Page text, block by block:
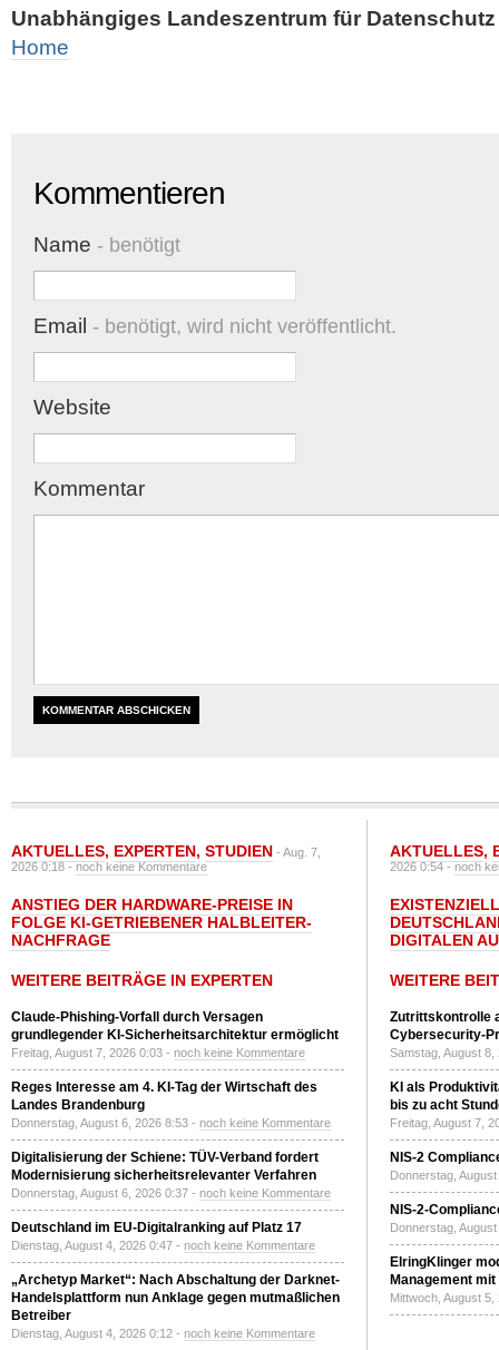
Unabhängiges Landeszentrum für
Home
Kommentieren
Name - benötigt
Email - benötigt, wird nicht veröffentlicht.
Website
Kommentar
AKTUELLES, EXPERTEN, STUDIEN - Aug. 7,
2026 0:18 -noch keine Kommentare
ANSTIEG DER HARDWARE-PREISE IN
FOLGE KI-GETRIEBENER HALBLEITER-
NACHFRAGE
WEITERE BEITRÄGE IN EXPERTEN
Claude-Phishing-Vorfall durch Versagen
grundlegender KI-Sicherheitsarchitektur ermöglicht
Freitag, August 7, 2026 0:03 - noch keine Kommentare
Reges Interesse am 4. KI-Tag der Wirtschaft des
Landes Brandenburg
Donnerstag, August 6, 2026 8:53 - noch keine Kommentare
Digitalisierung der Schiene: TÜV-Verband fordert
Modernisierung sicherheitsrelevanter Verfahren
Donnerstag, August 6, 2026 0:37 - noch keine Kommentare
Deutschland im EU-Digitalranking auf Platz 17
Dienstag, August 4, 2026 0:47 - noch keine Kommentare
„Archetyp Market“: Nach Abschaltung der Darknet-
Handelsplattform nun Anklage gegen mutmaßlichen
Betreiber
Dienstag, August 4, 2026 0:12 - noch keine Kommentare
AKTUELLES,
2026 0:54 -noch
DIGITALEN
WEITERE
Zutrittskontrolle
Cybersecurity-
Samstag, August
KI als
bis zu acht
Freitag, August 7,
NIS-2
Donnerstag,
NIS-2-
Donnerstag,
ElringKlinger
Management
Mittwoch, August